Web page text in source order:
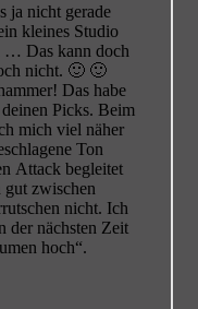
ja nicht gerade
kleines Studio
… Das kann doch
nicht. 🙂 🙂
Das habe
Picks. Beim
mich viel näher
Ton
Attack begleitet
gut zwischen
nicht. Ich
der nächsten Zeit
hoch“.